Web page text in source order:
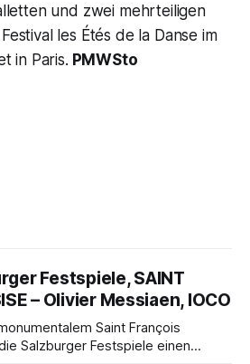
und zwei mehrteiligen
les Étés de la Danse im
in Paris. PMWSto
Festspiele, SAINT
– Olivier Messiaen, IOCO
Saint François
Salzburger Festspiele einen